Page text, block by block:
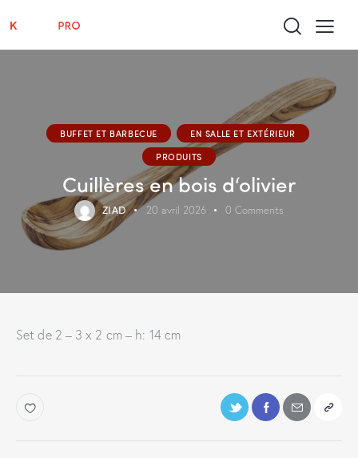
BUFFET ET BARBECUE
EN SALLE ET EXTÉRIEUR
PRODUITS
Cuillères en bois d‘olivier
ZIAD 20 avril 2026 0 Comments
Set de 2 – 3 x 2 cm – h: 14 cm